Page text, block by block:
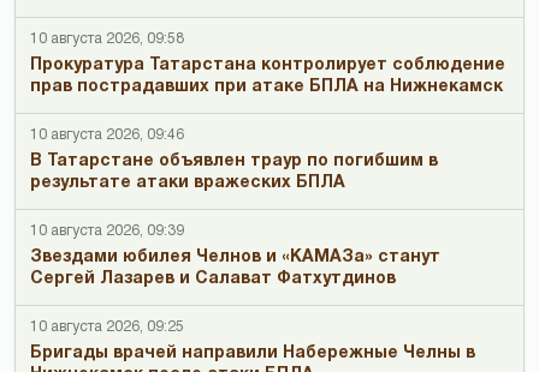
10 августа 2026, 09:58
Прокуратура Татарстана контролирует соблюдение
прав пострадавших при атаке БПЛА на Нижнекамск
10 августа 2026, 09:46
В Татарстане объявлен траур по погибшим в
результате атаки вражеских БПЛА
10 августа 2026, 09:39
Звездами юбилея Челнов и «КАМАЗа» станут
Сергей Лазарев и Салават Фатхутдинов
10 августа 2026, 09:25
Бригады врачей направили Набережные Челны в